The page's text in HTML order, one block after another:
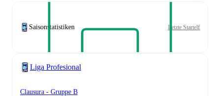
Saisonstatistiken Letzte Startelf
Liga Profesional
Clausura - Gruppe B